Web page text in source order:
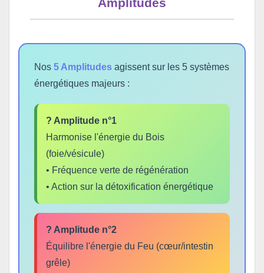
Nos 5 Amplitudes agissent sur les 5 systèmes
énergétiques majeurs :
? Amplitude n°1
Harmonise l'énergie du Bois
(foie/vésicule)
• Fréquence verte de régénération
• Action sur la détoxification énergétique
? Amplitude n°2
Équilibre l'énergie du Feu (cœur/intestin
grêle)